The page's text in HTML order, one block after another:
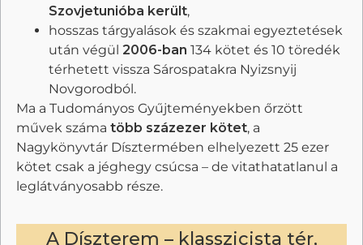
Szovjetunióba került,
hosszas tárgyalások és szakmai egyeztetések
után végül 2006-ban 134 kötet és 10 töredék
térhetett vissza Sárospatakra Nyizsnyij
Novgorodból.
Ma a Tudományos Gyűjteményekben őrzött
művek száma több százezer kötet, a
Nagykönyvtár Dísztermében elhelyezett 25 ezer
kötet csak a jéghegy csúcsa – de vitathatatlanul a
leglátványosabb része.
A Díszterem – klasszicista tér,